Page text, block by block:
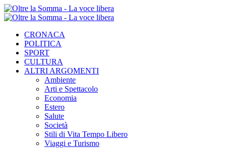
CRONACA
POLITICA
SPORT
CULTURA
ALTRI ARGOMENTI
Ambiente
Arti e Spettacolo
Economia
Estero
Salute
Società
Stili di Vita Tempo Libero
Viaggi e Turismo